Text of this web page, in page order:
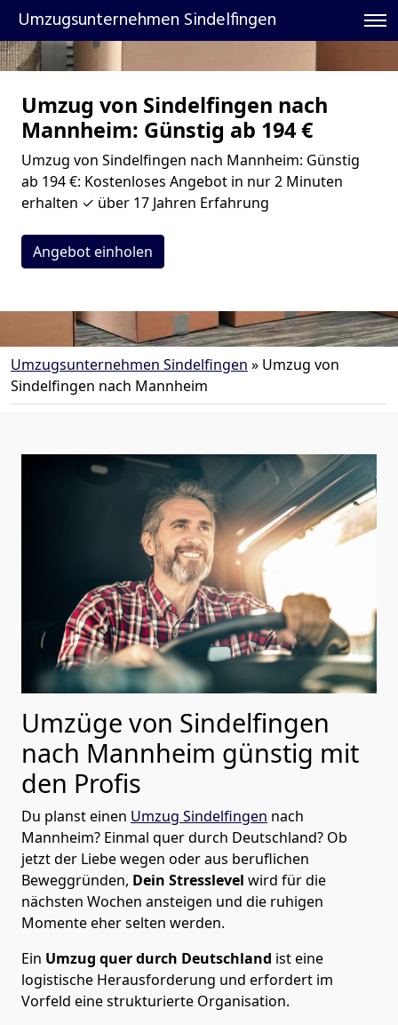
Umzugsunternehmen Sindelfingen
Umzug von Sindelfingen nach
Mannheim: Günstig ab 194 €
Umzug von Sindelfingen nach Mannheim: Günstig
ab 194 €: Kostenloses Angebot in nur 2 Minuten
erhalten ✓ über 17 Jahren Erfahrung
Angebot einholen
Umzugsunternehmen Sindelfingen » Umzug von
Sindelfingen nach Mannheim
Umzüge von Sindelfingen
nach Mannheim günstig mit
den Profis
Du planst einen Umzug Sindelfingen nach
Mannheim? Einmal quer durch Deutschland? Ob
jetzt der Liebe wegen oder aus beruflichen
Beweggründen, Dein Stresslevel wird für die
nächsten Wochen ansteigen und die ruhigen
Momente eher selten werden.
Ein Umzug quer durch Deutschland ist eine
logistische Herausforderung und erfordert im
Vorfeld eine strukturierte Organisation.